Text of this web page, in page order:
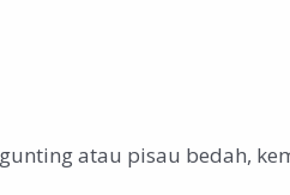
atau pisau bedah,